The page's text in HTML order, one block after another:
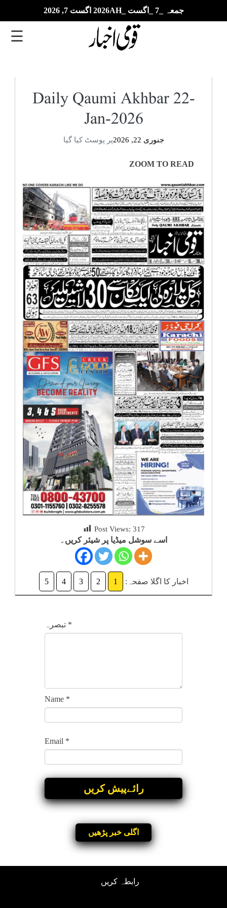
جمعہ _7 _اگست _2026AH اگست 7, 2026
ترین
بین
الاقوامی
خبریں
انٹرٹینمنٹ
صحت
قومی
خبریں
کھیل
‎کرائم
ویڈیوز
سیاست
قومی
کلام
سپلیمنٹس
☰
Daily Qaumi Akhbar 22-
Jan-2026
جنوری 22, 2026 پر پوسٹ کیا گیا
ZOOM TO READ
Post Views: 317
اسے سوشل میڈیا پر شیئر کریں۔
اخبار کا اگلا صفحہ: 1
2
3
4
5
تبصرہ *
Name *
Email *
اگلی خبر پڑھیں
رابطہ کریں